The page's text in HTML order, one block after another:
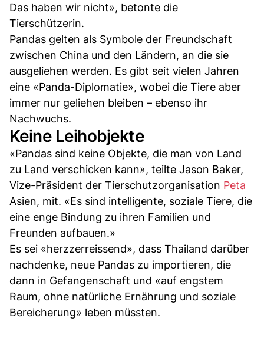
Das haben wir nicht», betonte die
Tierschützerin.
Pandas gelten als Symbole der Freundschaft
zwischen China und den Ländern, an die sie
ausgeliehen werden. Es gibt seit vielen Jahren
eine «Panda-Diplomatie», wobei die Tiere aber
immer nur geliehen bleiben – ebenso ihr
Nachwuchs.
Keine Leihobjekte
«Pandas sind keine Objekte, die man von Land
zu Land verschicken kann», teilte Jason Baker,
Vize-Präsident der Tierschutzorganisation Peta
Asien, mit. «Es sind intelligente, soziale Tiere, die
eine enge Bindung zu ihren Familien und
Freunden aufbauen.»
Es sei «herzzerreissend», dass Thailand darüber
nachdenke, neue Pandas zu importieren, die
dann in Gefangenschaft und «auf engstem
Raum, ohne natürliche Ernährung und soziale
Bereicherung» leben müssten.